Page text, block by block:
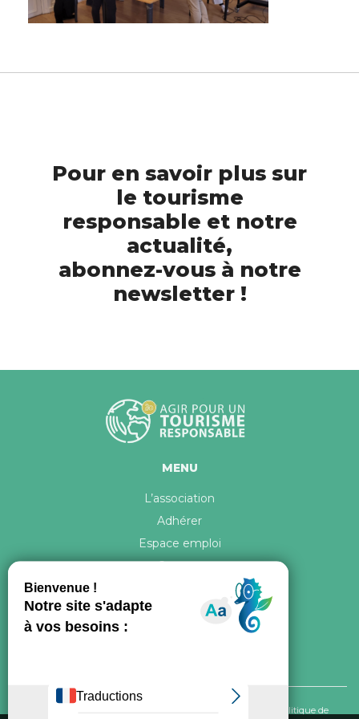
Pour en savoir plus sur
le tourisme
responsable et notre
actualité,
abonnez-vous à notre
newsletter !
MENU
L’association
Adhérer
Espace emploi
Contact
Politique de